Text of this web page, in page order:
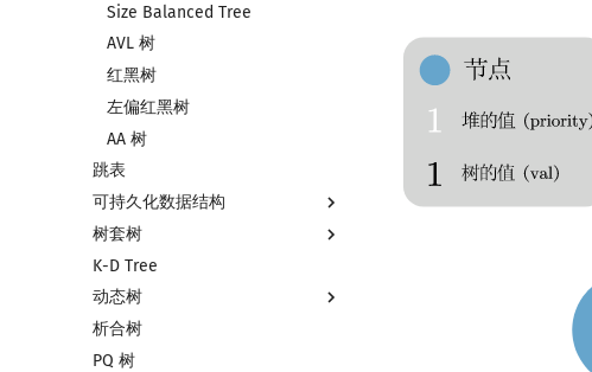
Size Balanced Tree
AVL 树
红黑树
左偏红黑树
AA 树
跳表
可持久化数据结构
可持久化数据结构简介
可持久化线段树
可持久化块状数组
可持久化平衡树
可持久化字典树
树套树
线段树套线段树
平衡树套线段树
线段树套平衡树
树状数组套权值线段树
K-D Tree
动态树
Link Cut Tree
全局平衡二叉树
析合树
PQ 树